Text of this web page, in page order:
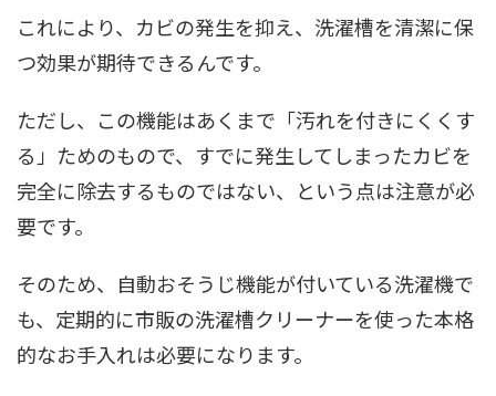
これにより、カビの発生を抑え、洗濯槽を清潔に保
つ効果が期待できるんです。
ただし、この機能はあくまで「汚れを付きにくくす
る」ためのもので、すでに発生してしまったカビを
完全に除去するものではない、という点は注意が必
要です。
そのため、自動おそうじ機能が付いている洗濯機で
も、定期的に市販の洗濯槽クリーナーを使った本格
的なお手入れは必要になります。